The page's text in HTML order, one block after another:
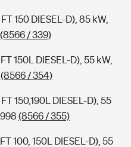
150 DIESEL-D), 85 kW,
(8566 / 339)
150L DIESEL-D), 55 kW,
(8566 / 354)
150,190L DIESEL-D), 55
(8566 / 355)
100, 150L DIESEL-D), 55